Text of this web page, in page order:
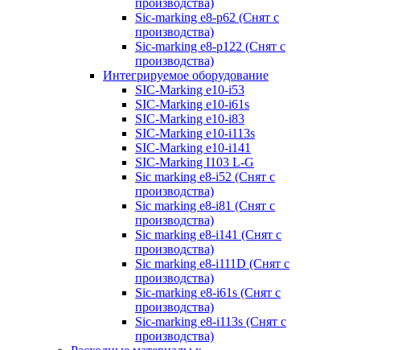
производства)
Sic-marking e8-p62 (Снят с
производства)
Sic-marking e8-p122 (Снят с
производства)
Интегрируемое оборудование
SIC-Marking e10-i53
SIC-Marking e10-i61s
SIC-Marking e10-i83
SIC-Marking e10-i113s
SIC-Marking e10-i141
SIC-Marking I103 L-G
Sic marking e8-i52 (Снят с
производства)
Sic marking e8-i81 (Снят с
производства)
Sic marking e8-i141 (Снят с
производства)
Sic marking e8-i111D (Снят с
производства)
Sic-marking e8-i61s (Снят с
производства)
Sic-marking e8-i113s (Снят с
производства)